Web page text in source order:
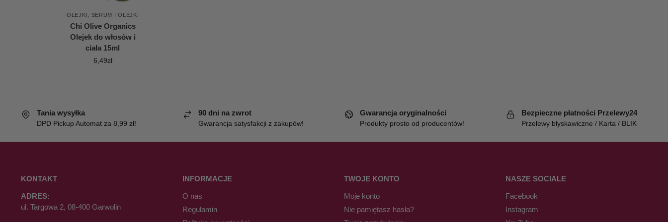
OLEJKI SERUM I OLEJKI
Chi Olive Organics
Olejek do włosów i
ciała 15ml
6,49zł
Tania wysyłka
DPD Pickup Automat za 8,99 zł!
90 dni na zwrot
Gwarancja satysfakcji z zakupów!
Gwarancja oryginalności
Produkty prosto od producentów!
Bezpieczne płatności Przelewy24
Przelewy błyskawiczne / Karta / BLIK
KONTAKT
ADRES:
ul. Targowa 2, 08-400 Garwolin
INFORMACJE
O nas
Regulamin
TWOJE KONTO
Moje konto
Nie pamiętasz hasła?
NASZE SOCIALE
Facebook
Instagram